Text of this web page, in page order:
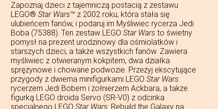
Zapoznaj dzieci z tajemniczą postacią z zestawu
LEGO®Star Wars™ z 2002 roku, która stała się
ulubieńcem fanów, i podaruj im Myśliwiec rycerza Jedi
Boba (75388). Ten zestaw LEGOStar Wars to świetny
pomysł na prezent urodzinowy dla ośmiolatków i
starszych dzieci, a także wszystkich fanów. Zawiera
myśliwiec z otwieranym kokpitem, dwa działka
sprężynowe i chowane podwozie. Przeżyj ekscytujące
przygody z dwiema minifigurkami LEGOStar Wars:
rycerzem Jedi Bobem i żołnierzem Ackbara, a także
figurką LEGO droida Servo (SR-V0) z odcinka
specjalnego LEGOStar Wars: Rebuild the Galaxy na